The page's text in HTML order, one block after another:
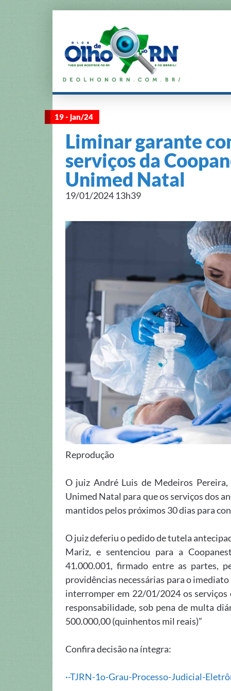
19 - jan/24
Liminar garante
serviços da
Unimed Natal
19/01/2024 13h39
Reprodução
O juiz André Luis de Medeiros
Unimed Natal para que os serviços dos
mantidos pelos próximos 30 dias para
O juiz deferiu o pedido de tutela
Mariz, e sentenciou para a
41.000.001, firmado entre as partes,
providências necessárias para o
interromper em 22/01/2024 os
responsabilidade, sob pena de multa
500.000,00 (quinhentos mil reais)”
Confira decisão na íntegra:
·-TJRN-1o-Grau-Processo-Judicial-